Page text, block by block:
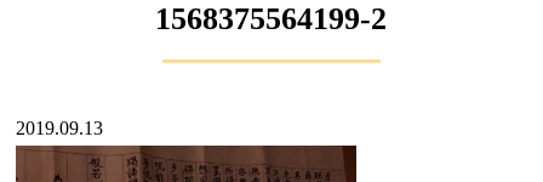
1568375564199-2
2019.09.13